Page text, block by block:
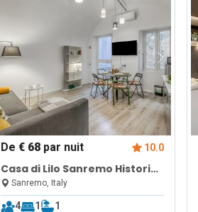
De € 68par nuit 10.0
Casa di Lilo Sanremo Historic
Center Apartment | Sleeps 4 |
A/C
Sanremo, Italy
4 1 1